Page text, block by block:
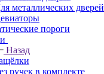
металлических дверей
пороги
Назад
ручек в комплекте